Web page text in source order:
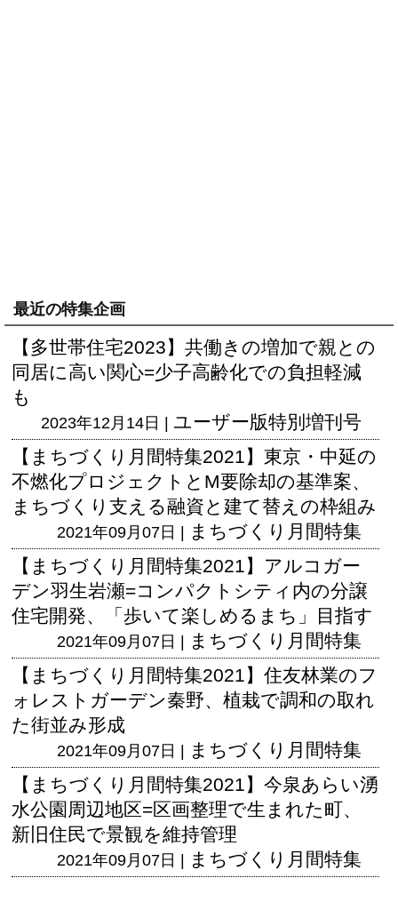
最近の特集企画
【多世帯住宅2023】共働きの増加で親との
同居に高い関心=少子高齢化での負担軽減
も
2023年12月14日 | ユーザー版特別増刊号
【まちづくり月間特集2021】東京・中延の
不燃化プロジェクトとM要除却の基準案、
まちづくり支える融資と建て替えの枠組み
2021年09月07日 | まちづくり月間特集
【まちづくり月間特集2021】アルコガー
デン羽生岩瀬=コンパクトシティ内の分譲
住宅開発、「歩いて楽しめるまち」目指す
2021年09月07日 | まちづくり月間特集
【まちづくり月間特集2021】住友林業のフ
ォレストガーデン秦野、植栽で調和の取れ
た街並み形成
2021年09月07日 | まちづくり月間特集
【まちづくり月間特集2021】今泉あらい湧
水公園周辺地区=区画整理で生まれた町、
新旧住民で景観を維持管理
2021年09月07日 | まちづくり月間特集